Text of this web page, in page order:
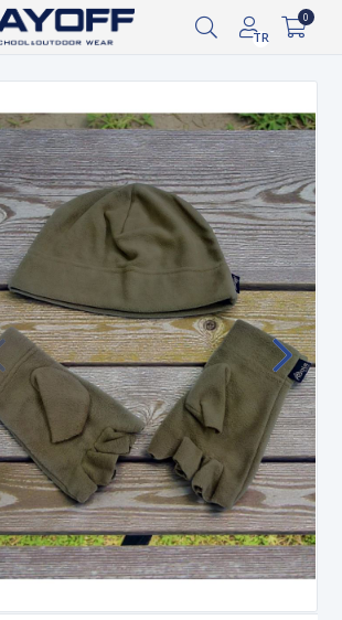
1.000 TL ve üzeri ücretsiz kargo!
TR
0